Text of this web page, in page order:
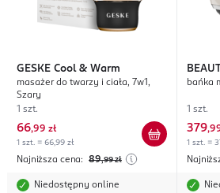
GESKE Cool & Warm
masażer do twarzy i ciała, 7w1,
Szary
1 szt.
66,99 zł
1 szt. = 66,99 zł
Najniższa cena: 89,99 zł
Niedostępny online
bańka
1 szt.
379,
1 szt. =